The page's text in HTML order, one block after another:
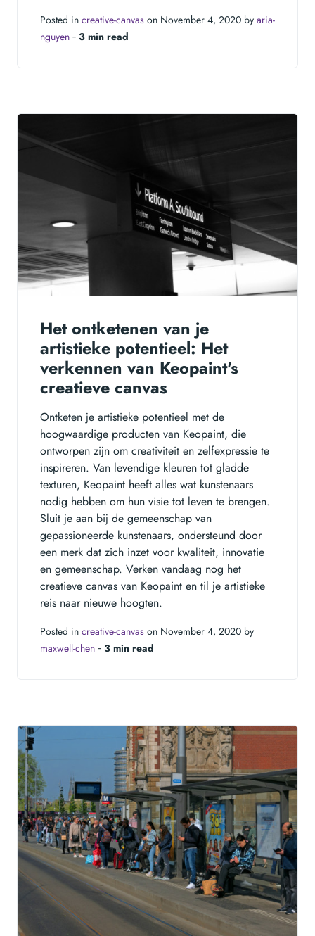
Posted in creative-canvas on November 4, 2020 by aria-
nguyen ‐ 3 min read
Het ontketenen van je
artistieke potentieel: Het
verkennen van Keopaint's
creatieve canvas
Ontketen je artistieke potentieel met de
hoogwaardige producten van Keopaint, die
ontworpen zijn om creativiteit en zelfexpressie te
inspireren. Van levendige kleuren tot gladde
texturen, Keopaint heeft alles wat kunstenaars
nodig hebben om hun visie tot leven te brengen.
Sluit je aan bij de gemeenschap van
gepassioneerde kunstenaars, ondersteund door
een merk dat zich inzet voor kwaliteit, innovatie
en gemeenschap. Verken vandaag nog het
creatieve canvas van Keopaint en til je artistieke
reis naar nieuwe hoogten.
Posted in creative-canvas on November 4, 2020 by
maxwell-chen ‐ 3 min read